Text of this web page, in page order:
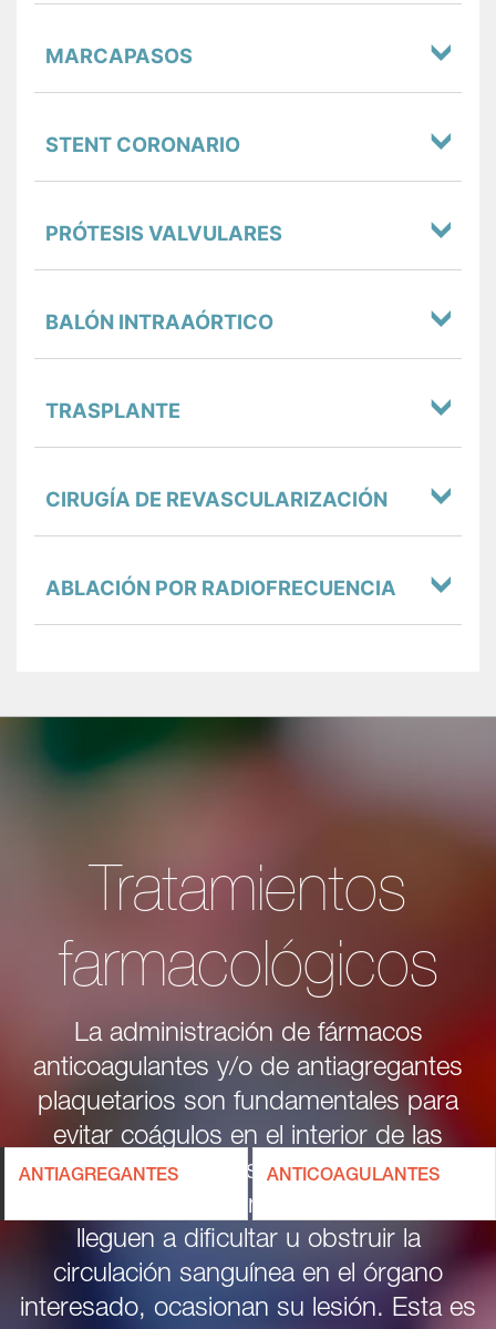
MARCAPASOS
STENT CORONARIO
PRÓTESIS VALVULARES
BALÓN INTRAAÓRTICO
TRASPLANTE
CIRUGÍA DE REVASCULARIZACIÓN
ABLACIÓN POR RADIOFRECUENCIA
Tratamientos
farmacológicos
La administración de fármacos
anticoagulantes y/o de antiagregantes
plaquetarios son fundamentales para
evitar coágulos en el interior de las
arterias, en las venas o en las cavidades
cardiacas que, en el caso de que
lleguen a dificultar u obstruir la
circulación sanguínea en el órgano
interesado, ocasionan su lesión. Esta es
ANTIAGREGANTES ANTICOAGULANTES